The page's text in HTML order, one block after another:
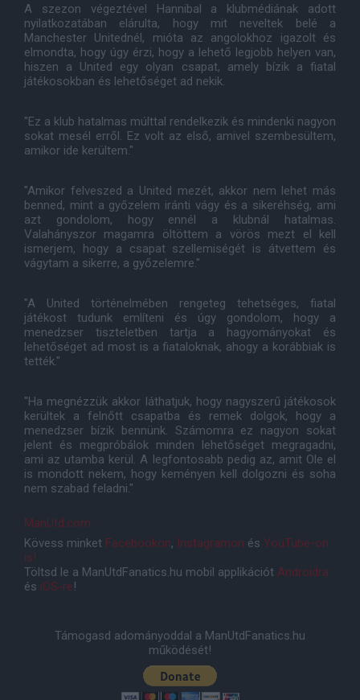
A szezon végeztével Hannibal a klubmédiának adott
nyilatkozatában elárulta, hogy mit neveltek belé a
Manchester Unitednél, mióta az angolokhoz igazolt és
elmondta, hogy úgy érzi, hogy a lehető legjobb helyen van,
hiszen a United egy olyan csapat, amely bízik a fiatal
játékosokban és lehetőséget ad nekik.
"Ez a klub hatalmas múlttal rendelkezik és mindenki nagyon
sokat mesél erről. Ez volt az első, amivel szembesültem,
amikor ide kerültem."
"Amikor felveszed a United mezét, akkor nem lehet más
benned, mint a győzelem iránti vágy és a sikeréhség, ami
azt gondolom, hogy ennél a klubnál hatalmas.
Valahányszor magamra öltöttem a vörös mezt el kell
ismerjem, hogy a csapat szellemiségét is átvettem és
vágytam a sikerre, a győzelemre."
"A United történelmében rengeteg tehetséges, fiatal
játékost tudunk említeni és úgy gondolom, hogy a
menedzser tiszteletben tartja a hagyományokat és
lehetőséget ad most is a fiataloknak, ahogy a korábbiak is
tették."
"Ha megnézzük akkor láthatjuk, hogy nagyszerű játékosok
kerültek a felnőtt csapatba és remek dolgok, hogy a
menedzser bízik bennünk. Számomra ez nagyon sokat
jelent és megpróbálok minden lehetőséget megragadni,
ami az utamba kerül. A legfontosabb pedig az, amit Ole el
is mondott nekem, hogy keményen kell dolgozni és soha
nem szabad feladni."
ManUtd.com
Kövess minket Facebookon, Instagramon és YouTube-on
is!
Töltsd le a ManUtdFanatics.hu mobil applikációt Androidra
és iOS-re!
Támogasd adományoddal a ManUtdFanatics.hu
működését!